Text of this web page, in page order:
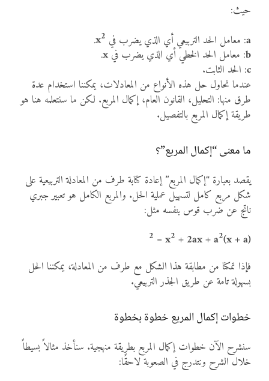
حيث:
a: معامل الحد التربيعي أي الذي يضرب في x2
.
b: معامل الحد الخطي أي الذي يضرب في x
.
c: الحد الثابت.
عندما نحاول حل هذه الأنواع من المعادلات، يمكننا استخدام عدة
طرق منها: التحليل، القانون العام، إكمال المربع. لكن ما سنتعلمه هنا هو
طريقة إكمال المربع بالتفصيل.
ما معنى “إكمال المربع”؟
يقصد بعبارة “إكمال المربع” إعادة كتابة طرف من المعادلة التربيعية على
شكل مربع كامل لتسهيل عملية الحل. والمربع الكامل هو تعبير جبري
ناتج عن ضرب قوس بنفسه مثل:
(x + a)
2 = x2 + 2ax + a2
فإذا تمكنا من مطابقة هذا الشكل مع طرف من المعادلة، يمكننا الحل
بسهولة تامة عن طريق الجذر التربيعي.
خطوات إكمال المربع خطوة بخطوة
سنشرح الآن خطوات إكمال المربع بطريقة منهجية. سنأخذ مثالاً بسيطاً
خلال الشرح ونتدرج في الصعوبة لاحقًا: